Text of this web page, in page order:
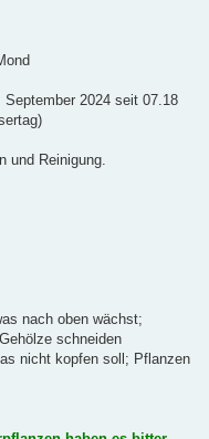
2024 seit 07.18
und Reinigung.
nach oben wächst;
schneiden
nicht kopfen soll; Pflanzen